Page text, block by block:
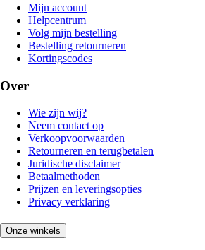
Mijn account
Helpcentrum
Volg mijn bestelling
Bestelling retourneren
Kortingscodes
Over
Wie zijn wij?
Neem contact op
Verkoopvoorwaarden
Retourneren en terugbetalen
Juridische disclaimer
Betaalmethoden
Prijzen en leveringsopties
Privacy verklaring
Onze winkels